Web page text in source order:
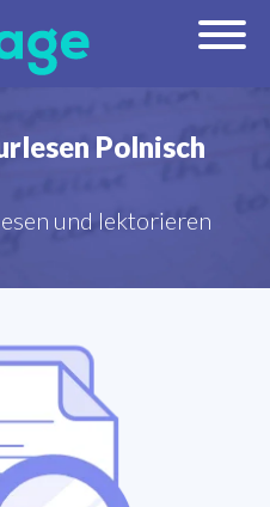
Polnisch
und lektorieren